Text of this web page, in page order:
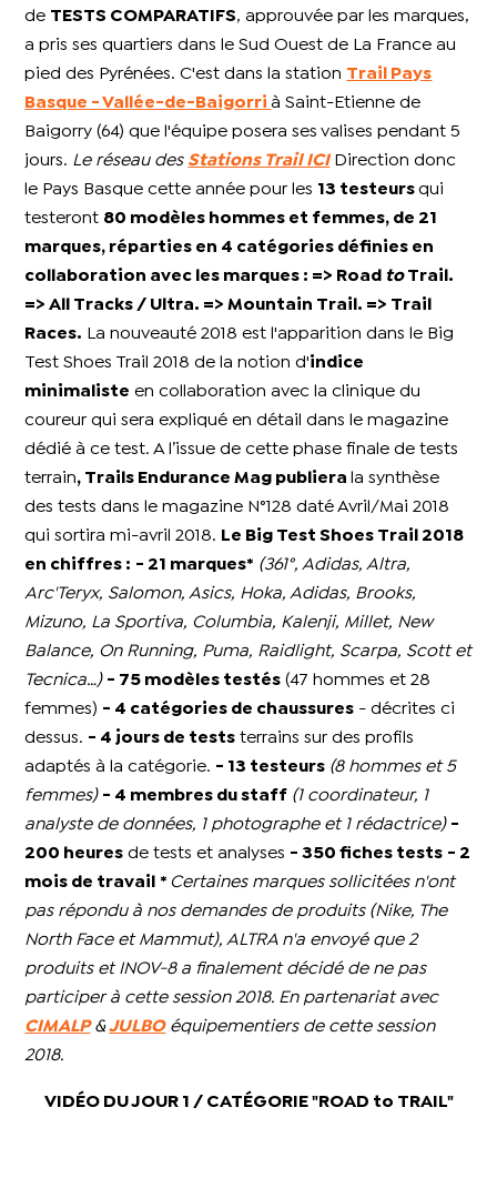
de TESTS COMPARATIFS, approuvée par les marques,
a pris ses quartiers dans le Sud Ouest de La France au
pied des Pyrénées. C'est dans la station Trail Pays
Basque - Vallée-de-Baigorrià Saint-Etienne de
Baigorry (64) que l'équipe posera ses valises pendant 5
jours. Le réseau des Stations Trail ICI Direction donc
le Pays Basque cette année pour les 13 testeursqui
testeront 80 modèles hommes et femmes, de 21
marques, réparties en 4 catégories définies en
collaboration avec les marques : => Road
toTrail.
=> All Tracks / Ultra. => Mountain Trail. => Trail
Races.
La nouveauté 2018 est l'apparition dans le Big
Test Shoes Trail 2018 de la notion d'indice
minimaliste en collaboration avec la clinique du
coureur qui sera expliqué en détail dans le magazine
dédié à ce test. A l’issue de cette phase finale de tests
terrain, Trails Endurance Mag publiera la synthèse
des tests dans le magazine N°128 daté Avril/Mai 2018
qui sortira mi-avril 2018.
Le Big Test Shoes Trail 2018
en chiffres : - 21 marques* (361°, Adidas, Altra,
Arc'Teryx, Salomon, Asics, Hoka, Adidas, Brooks,
Mizuno, La Sportiva, Columbia, Kalenji, Millet, New
Balance, On Running, Puma, Raidlight, Scarpa, Scott et
Tecnica…) - 75 modèles testés (47 hommes et 28
femmes) - 4 catégories de chaussures - décrites ci
dessus. - 4 jours de tests terrains sur des profils
adaptés à la catégorie. - 13 testeurs (8 hommes et 5
femmes) - 4 membres du staff (1 coordinateur, 1
analyste de données, 1 photographe et 1 rédactrice) -
200 heures de tests et analyses - 350 fiches tests - 2
mois de travail
* Certaines marques sollicitées n'ont
pas répondu à nos demandes de produits (Nike, The
North Face et Mammut), ALTRA n'a envoyé que 2
produits et INOV-8 a finalement décidé de ne pas
participer à cette session 2018. En partenariat avec
CIMALP&JULBOéquipementiers de cette session
2018.
VIDÉO DU JOUR 1 / CATÉGORIE "ROAD to TRAIL"